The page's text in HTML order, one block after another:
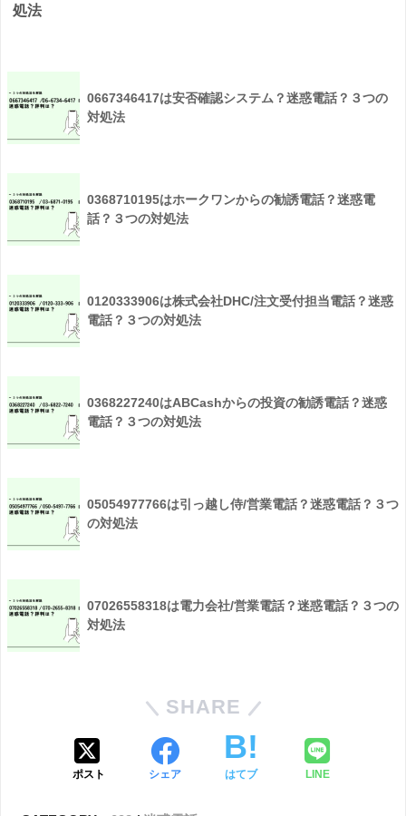
処法
0667346417は安否確認システム？迷惑電話？３つの
対処法
0368710195はホークワンからの勧誘電話？迷惑電
話？３つの対処法
0120333906は株式会社DHC/注文受付担当電話？迷惑
電話？３つの対処法
0368227240はABCashからの投資の勧誘電話？迷惑
電話？３つの対処法
05054977766は引っ越し侍/営業電話？迷惑電話？３つ
の対処法
07026558318は電力会社/営業電話？迷惑電話？３つの
対処法
SHARE
ポスト シェア はてブ LINE